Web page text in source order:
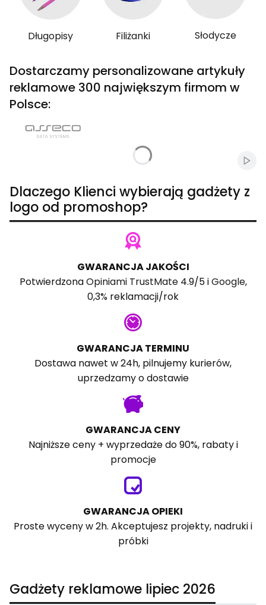
Długopisy Filiżanki Słodycze
Dostarczamy personalizowane artykuły
reklamowe 300 największym firmom w
Polsce:
Dlaczego Klienci wybierają gadżety z
logo od promoshop?
GWARANCJA JAKOŚCI
PotwierdzonaOpiniami TrustMate4.9/5 iGoogle,
0,3% reklamacji/rok
GWARANCJA TERMINU
Dostawa nawet w 24h, pilnujemy kurierów,
uprzedzamy o dostawie
GWARANCJA CENY
Najniższe ceny + wyprzedaże do 90%, rabaty i
promocje
GWARANCJA OPIEKI
Proste wyceny w 2h. Akceptujesz projekty, nadruki i
próbki
Gadżety reklamowe lipiec 2026